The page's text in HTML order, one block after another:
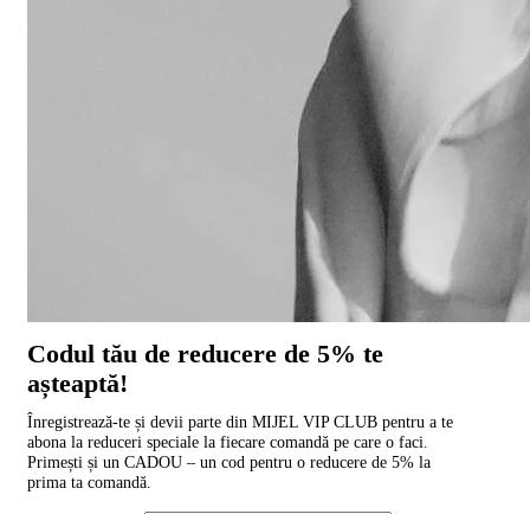
Codul tău de reducere de 5% te
așteaptă!
Înregistrează-te și devii parte din MIJEL VIP CLUB pentru a te
abona la reduceri speciale la fiecare comandă pe care o faci.
Primești și un CADOU – un cod pentru o reducere de 5% la
prima ta comandă.